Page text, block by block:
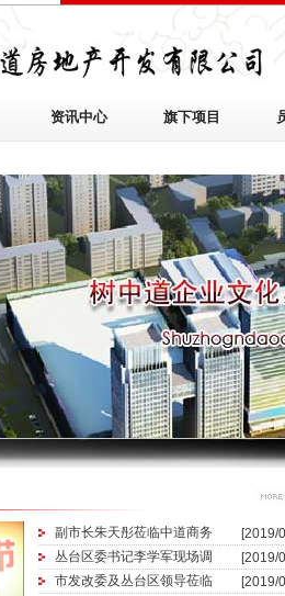
资讯中心 旗下项目
副市长朱天彤莅临中道商务
[2019/
丛台区委书记李学军现场调
[2019/
市发改委及丛台区领导莅临
[2019/